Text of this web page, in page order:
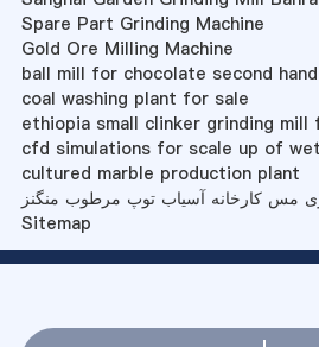
Spare Part Grinding Machine
Gold Ore Milling Machine
ball mill for chocolate second hand
coal washing plant for sale
ethiopia small clinker grinding mill
cfd simulations for scale up of
cultured marble production plant
مس کارخانه آسیاب توپ مرطوب منگنز
Sitemap